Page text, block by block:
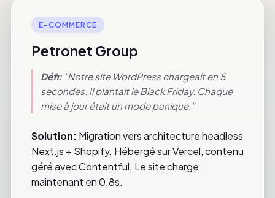
E-COMMERCE
Petronet Group
Défi:"Notre site WordPress chargeait en 5
secondes. Il plantait le Black Friday. Chaque
mise à jour était un mode panique."
Solution: Migration vers architecture headless
Next.js + Shopify. Hébergé sur Vercel, contenu
géré avec Contentful. Le site charge
maintenant en 0.8s.